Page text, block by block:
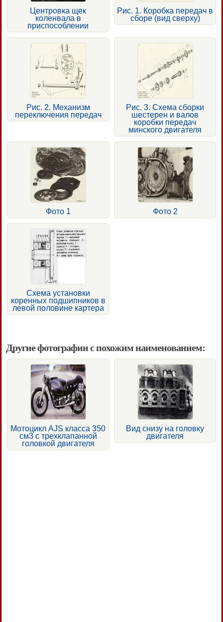
Центровка щек
коленвала в
приспособлении
Рис. 1. Коробка передач в
сборе (вид сверху)
Рис. 2. Механизм
переключения передач
Рис. 3. Схема сборки
шестерен и валов
коробки передач
минского двигателя
Фото 1 Фото 2
Схема установки
коренных подшипников в
левой половине картера
Другие фотографии с похожим наименованием:
Мотоцикл AJS класса 350
см3 с трехклапанной
головкой двигателя
Вид снизу на головку
двигателя